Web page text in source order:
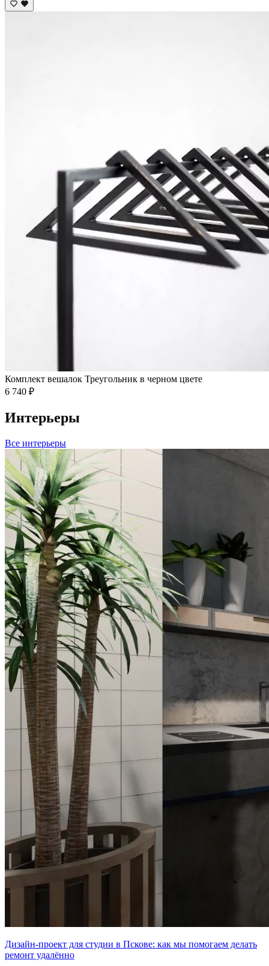
Комплект вешалок Треугольник в черном цвете
6 740 ₽
Интерьеры
Все интерьеры
Дизайн-проект для студии в Пскове: как мы помогаем делать
ремонт удалённо